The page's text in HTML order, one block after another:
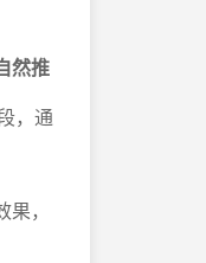
然推
，通
，